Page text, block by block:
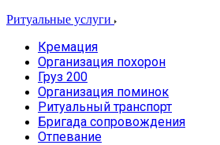
Ритуальные услуги
Кремация
Организация похорон
Груз 200
Организация поминок
Ритуальный транспорт
Бригада сопровождения
Отпевание